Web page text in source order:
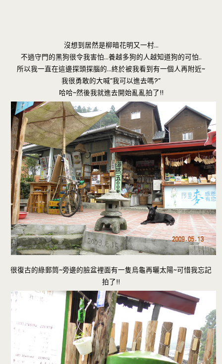
沒想到居然是柳暗花明又一村…
不過守門的黑狗很令我害怕…養越多狗的人越知道狗的可怕..
所以我一直在這邊探頭探腦的…終於被我看到有一個人再附近~
我很勇敢的大喊”我可以進去嗎?”
哈哈~然後我就進去開始亂亂拍了!!
很復古的綠郵筒~旁邊的臉盆裡面有一隻烏龜再曬太陽~可惜我忘記
拍了!!